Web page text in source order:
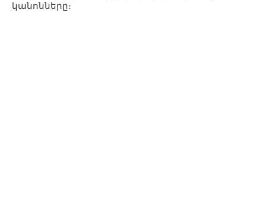
կանոնները։